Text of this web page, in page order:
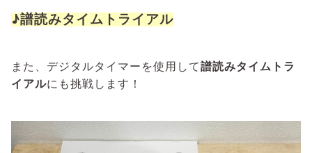
♪譜読みタイムトライアル
また、デジタルタイマーを使用して譜読みタイムトラ
イアルにも挑戦します！